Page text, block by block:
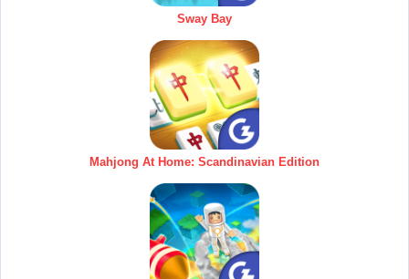
Sway Bay
Mahjong At Home: Scandinavian Edition